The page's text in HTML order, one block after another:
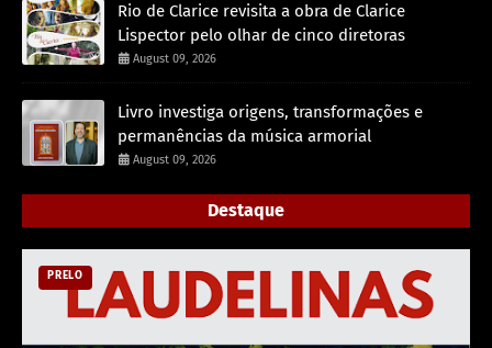
Rio de Clarice revisita a obra de Clarice
Lispector pelo olhar de cinco diretoras
August 09, 2026
Livro investiga origens, transformações e
permanências da música armorial
August 09, 2026
Destaque
PRELO